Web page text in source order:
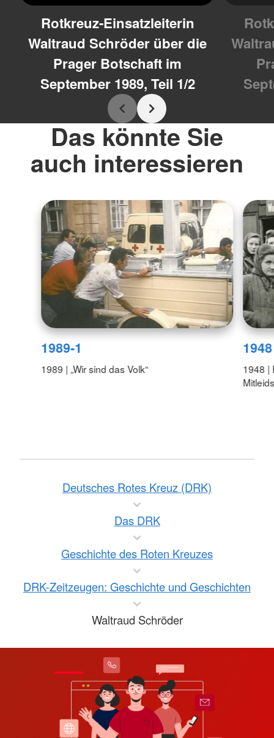
Rotkreuz-Einsatzleiterin
Waltraud Schröder über die
Prager Botschaft im
September 1989, Teil 1/2
Das könnte Sie
auch interessieren
1989-1
1989 | „Wir sind das Volk“
1948
1948 |
Mitleids
Deutsches Rotes Kreuz (DRK)
Das DRK
Geschichte des Roten Kreuzes
DRK-Zeitzeugen: Geschichte und Geschichten
Waltraud Schröder